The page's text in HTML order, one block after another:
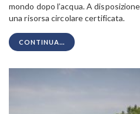
mondo dopo l’acqua. A
una risorsa circolare certificata.
CONTINUA...